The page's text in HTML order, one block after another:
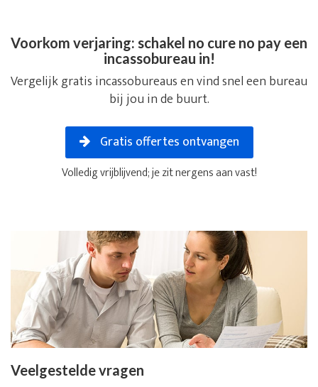
Voorkom verjaring: schakel no cure no pay een
incassobureau in!
Vergelijk gratis incassobureaus en vind snel een bureau
bij jou in de buurt.
Gratis offertes ontvangen
Volledig vrijblijvend; je zit nergens aan vast!
Veelgestelde vragen